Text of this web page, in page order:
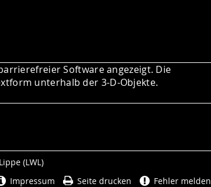
Software angezeigt. Die
unterhalb der 3-D-Objekte.
(LWL)
Impressum Seite drucken Fehler melden